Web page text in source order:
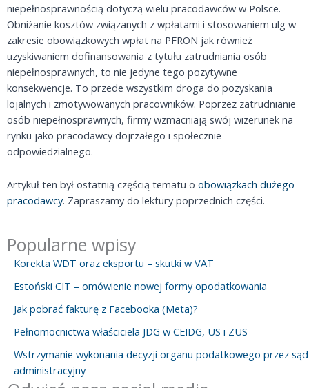
niepełnosprawnością dotyczą wielu pracodawców w Polsce.
Obniżanie kosztów związanych z wpłatami i stosowaniem ulg w
zakresie obowiązkowych wpłat na PFRON jak również
uzyskiwaniem dofinansowania z tytułu zatrudniania osób
niepełnosprawnych, to nie jedyne tego pozytywne
konsekwencje. To przede wszystkim droga do pozyskania
lojalnych i zmotywowanych pracowników. Poprzez zatrudnianie
osób niepełnosprawnych, firmy wzmacniają swój wizerunek na
rynku jako pracodawcy dojrzałego i społecznie
odpowiedzialnego.
Artykuł ten był ostatnią częścią tematu o obowiązkach dużego
pracodawcy. Zapraszamy do lektury poprzednich części.
Popularne wpisy
Korekta WDT oraz eksportu – skutki w VAT
Estoński CIT – omówienie nowej formy opodatkowania
Jak pobrać fakturę z Facebooka (Meta)?
Pełnomocnictwa właściciela JDG w CEIDG, US i ZUS
Wstrzymanie wykonania decyzji organu podatkowego przez sąd
administracyjny